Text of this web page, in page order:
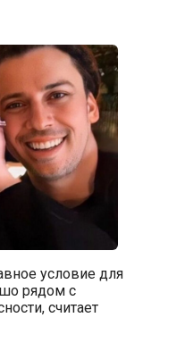
условие для
рядом с
считает